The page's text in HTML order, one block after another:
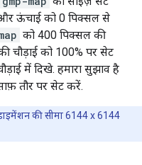
ऊंचाई को 0 पिक्सल से
को 400 पिक्सल की
चौड़ाई को 100% पर सेट
में दिखे. हमारा सुझाव है
तौर पर सेट करें.
की सीमा 6144 x 6144